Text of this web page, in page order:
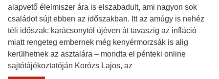
alapvető élelmiszer ára is elszabadult, ami nagyon sok
családot sújt ebben az időszakban. Itt az amúgy is nehéz
téli időszak: karácsonytól újéven át tavaszig az infláció
miatt rengeteg embernek még kenyérmorzsák is alig
kerülhetnek az asztalára – mondta el pénteki online
sajtótájékoztatóján Korózs Lajos, az